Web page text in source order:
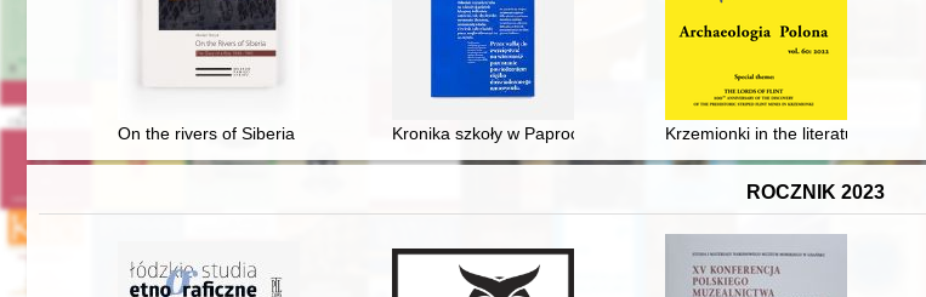
On the rivers of Siberia : the diary of a boy 1940-1946 : Krasnoyarsk Krai
Kronika szkoły w Paprocanach Krzemionki in the literature
ROCZNIK 2023